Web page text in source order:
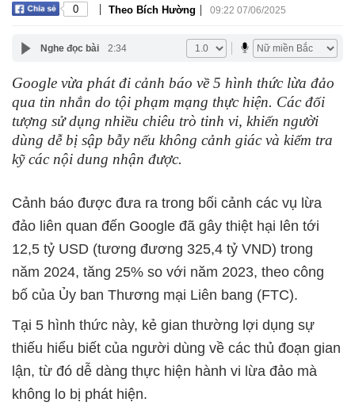
0 | Theo Bích Hường | 09:22 07/06/2025
Nghe đọc bài 2:34
Google vừa phát đi cảnh báo về 5 hình thức lừa đảo
qua tin nhắn do tội phạm mạng thực hiện. Các đối
tượng sử dụng nhiều chiêu trò tinh vi, khiến người
dùng dễ bị sập bẫy nếu không cảnh giác và kiểm tra
kỹ các nội dung nhận được.
Cảnh báo được đưa ra trong bối cảnh các vụ lừa
đảo liên quan đến Google đã gây thiệt hại lên tới
12,5 tỷ USD (tương đương 325,4 tỷ VND) trong
năm 2024, tăng 25% so với năm 2023, theo công
bố của Ủy ban Thương mại Liên bang (FTC).
Tại 5 hình thức này, kẻ gian thường lợi dụng sự
thiếu hiểu biết của người dùng về các thủ đoạn gian
lận, từ đó dễ dàng thực hiện hành vi lừa đảo mà
không lo bị phát hiện.